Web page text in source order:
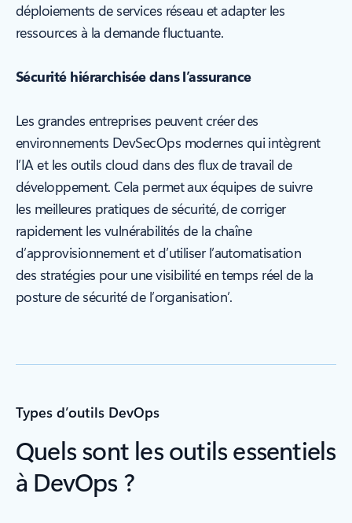
déploiements de services réseau et adapter les
ressources à la demande fluctuante.
Sécurité hiérarchisée dans l’assurance
Les grandes entreprises peuvent créer des
environnements DevSecOps modernes qui intègrent
l’IA et les outils cloud dans des flux de travail de
développement. Cela permet aux équipes de suivre
les meilleures pratiques de sécurité, de corriger
rapidement les vulnérabilités de la chaîne
d’approvisionnement et d’utiliser l’automatisation
des stratégies pour une visibilité en temps réel de la
posture de sécurité de l’organisation’.
Types d’outils DevOps
Quels sont les outils essentiels
à DevOps ?